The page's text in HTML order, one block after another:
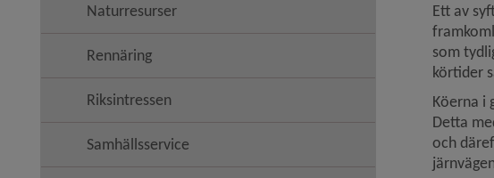
Naturresurser
Rennäring
Riksintressen
Samhällsservice
Ett av
som
körtider
Köerna i
Detta
och